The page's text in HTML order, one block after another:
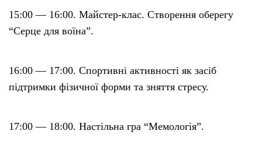
15:00 — 16:00. Майстер-клас. Створення оберегу
“Серце для воїна”.
16:00 — 17:00. Спортивні активності як засіб
підтримки фізичної форми та зняття стресу.
17:00 — 18:00. Настільна гра “Мемологія”.